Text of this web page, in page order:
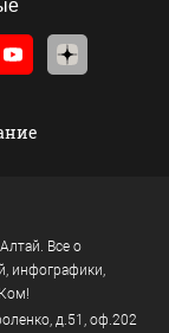
Все о
инфографики,
д.51, оф.202